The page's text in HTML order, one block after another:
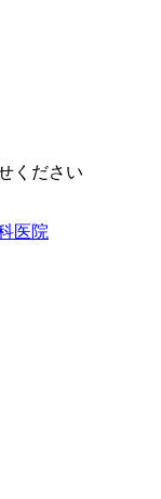
ください